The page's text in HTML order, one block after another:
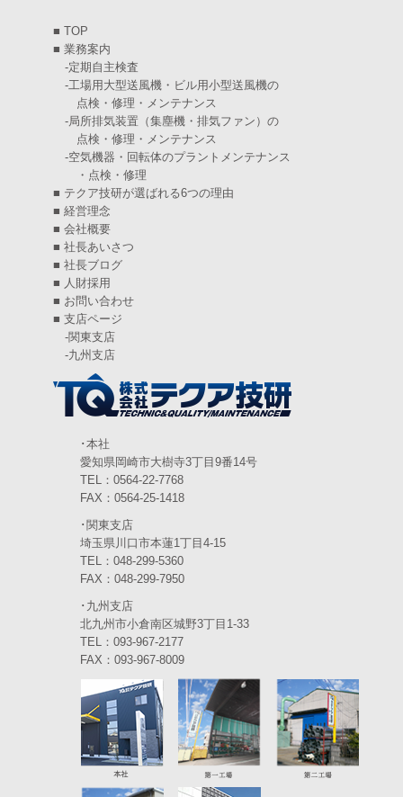
2025年1月(7)
2024年12月(4)
2024年11月(6)
2024年10月(5)
2024年9月(4)
2024年8月(5)
2024年7月(6)
2024年6月(4)
2024年5月(5)
2024年4月(5)
(6)
2024年2月(4)
(6)
2023年12月(3)
2023年10月(3)
2023年9月(4)
(3)
2023年7月(5)
(5)
(5)
■ TOP
■ 業務案内
-定期自主検査
-工場用大型送風機・ビル用小型送風機の
点検・修理・メンテナンス
-局所排気装置（集塵機・排気ファン）の
点検・修理・メンテナンス
-空気機器・回転体のプラントメンテナンス
・点検・修理
■ テクア技研が選ばれる6つの理由
■ 経営理念
■ 会社概要
■ 社長あいさつ
■ 社長ブログ
■ 人財採用
■ お問い合わせ
■ 支店ページ
-関東支店
-九州支店
･本社
愛知県岡崎市大樹寺3丁目9番14号
TEL：0564-22-7768
FAX：0564-25-1418
･関東支店
埼玉県川口市本蓮1丁目4-15
TEL：048-299-5360
FAX：048-299-7950
･九州支店
北九州市小倉南区城野3丁目1-33
TEL：093-967-2177
FAX：093-967-8009